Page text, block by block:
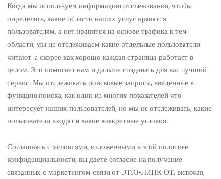
Когда мы используем информацию отслеживания, чтобы
определять, какие области наших услуг нравятся
пользователям, а нет нравится на основе трафика к тем
области, мы не отслеживаем какие отдельные пользователи
читают, а скорее как хорошо каждая страница работает в
целом. Это помогает нам и дальше создавать для вас лучший
сервис. Мы отслеживать поисковые запросы, введенные в
функцию поиска, как один из многих показателей что
интересует наших пользователей, но мы не отслеживать, какие
пользователи входят в какие конкретные условия.
Соглашаясь с условиями, изложенными в этой политике
конфиденциальности, вы даете согласие на получение
связанных с маркетингом связи от ЭТЮ-ЛИНК ОТ, включая,